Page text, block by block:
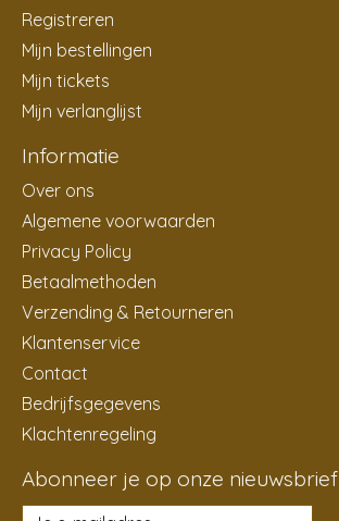
Registreren
Mijn bestellingen
Mijn tickets
Mijn verlanglijst
Informatie
Over ons
Algemene voorwaarden
Privacy Policy
Betaalmethoden
Verzending & Retourneren
Klantenservice
Contact
Bedrijfsgegevens
Klachtenregeling
Abonneer je op onze nieuwsbrief